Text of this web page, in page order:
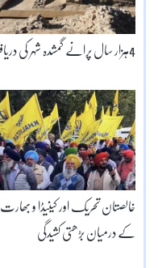
4ہزار سال پرانے گمشدہ شہر کی دریافت
خالصتان تحریک اور کینیڈا و بھارت
کے درمیان بڑھتی کشیدگی